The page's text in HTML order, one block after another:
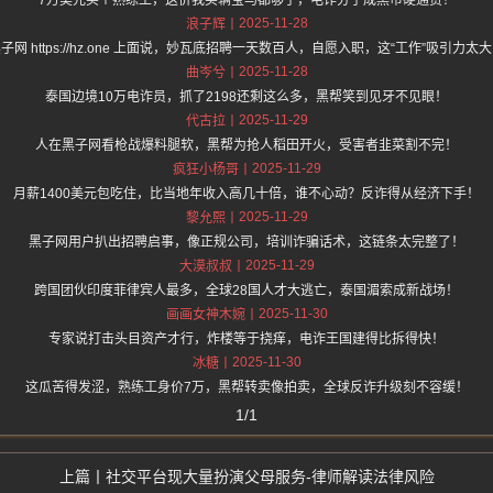
浪子辉
2025-11-28
网 https://hz.one 上面说，妙瓦底招聘一天数百人，自愿入职，这“工作”吸引力太
曲岑兮
2025-11-28
泰国边境10万电诈员，抓了2198还剩这么多，黑帮笑到见牙不见眼！
代古拉
2025-11-29
人在黑子网看枪战爆料腿软，黑帮为抢人稻田开火，受害者韭菜割不完！
疯狂小杨哥
2025-11-29
月薪1400美元包吃住，比当地年收入高几十倍，谁不心动？反诈得从经济下手！
黎允熙
2025-11-29
黑子网用户扒出招聘启事，像正规公司，培训诈骗话术，这链条太完整了！
大漠叔叔
2025-11-29
跨国团伙印度菲律宾人最多，全球28国人才大逃亡，泰国湄索成新战场！
画画女神木婉
2025-11-30
专家说打击头目资产才行，炸楼等于挠痒，电诈王国建得比拆得快！
冰糖
2025-11-30
这瓜苦得发涩，熟练工身价7万，黑帮转卖像拍卖，全球反诈升级刻不容缓！
1/1
社交平台现大量扮演父母服务-律师解读法律风险